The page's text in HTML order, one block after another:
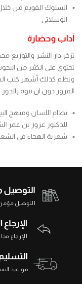
السلوك القويم من خلال
الوسلاتي
آداب وحضارة
تزخر دار النشر والتوزيع
تحتوي على الكثير من
وتظم كذلك أشهر كتب
المرور دون ان ننوه
نظام اللسان ومنهج
للدكتور عزوز بن عمر
شعرية الهجاء في
التوصيل
الإرجاع
الإرجاع
مواعيد التسليم :